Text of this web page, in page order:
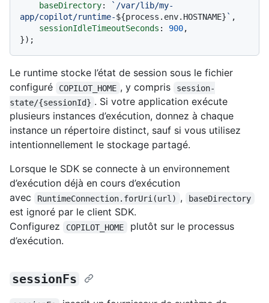
baseDirectory:
`/var/lib/my-
app/copilot/runtime-${process.env.HOSTNAME} ` ,
sessionIdleTimeoutSeconds : 900,
Le runtime stocke l’état de session sous le fichier
configuré
COPILOT_HOME , y compris
session-
state/{sessionId} . Si votre application exécute
plusieurs instances d’exécution, donnez à chaque
instance un répertoire distinct, sauf si vous utilisez
intentionnellement le stockage partagé.
Lorsque le SDK se connecte à un environnement
d’exécution déjà en cours d’exécution
avec
RuntimeConnection.forUri(url) , baseDirectory
est ignoré par le client SDK.
Configurez
COPILOT_HOME
plutôt sur le processus
d’exécution.
sessionFs